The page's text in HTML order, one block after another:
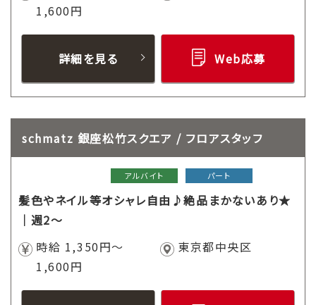
1,600円
詳細を見る Web応募
schmatz 銀座松竹スクエア / フロアスタッフ
アルバイト パート
髪色やネイル等オシャレ自由♪絶品まかないあり★
｜週2～
時給 1,350円～
1,600円
東京都中央区